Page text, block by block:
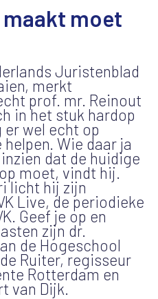
moet
Juristenblad
merkt
prof. mr. Reinout
in het stuk hardop
wel echt op
Wie daar ja
dat de huidige
moet, vindt hij.
licht hij zijn
Live, de periodieke
Geef je op en
zijn dr.
de Hogeschool
Ruiter, regisseur
Rotterdam en
van Dijk.